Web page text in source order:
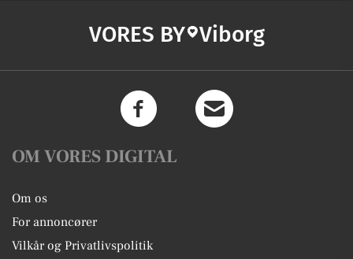
VORES BY Viborg
OM VORES DIGITAL
Om os
For annoncører
Vilkår og Privatlivspolitik